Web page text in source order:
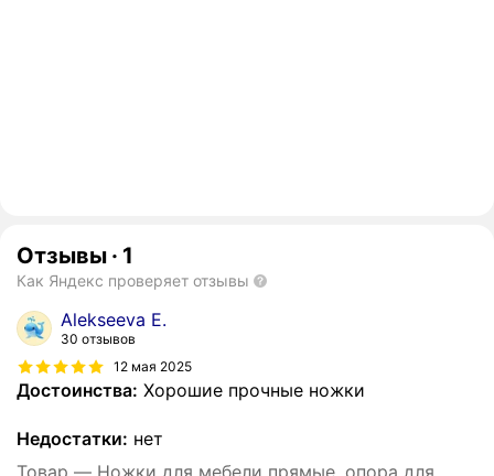
Отзывы · 1
Как Яндекс проверяет отзывы
Alekseeva E.
30 отзывов
12 мая 2025
Достоинства: Хорошие прочные ножки
Недостатки: нет